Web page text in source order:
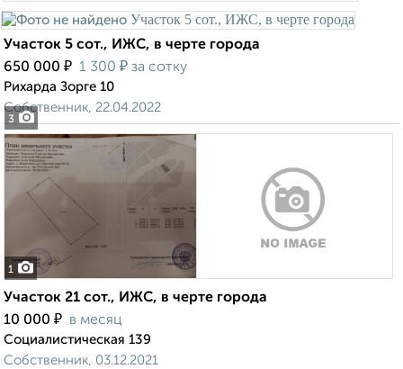
3
Участок 5 сот., ИЖС, в черте города
650 000 ₽ 1 300 ₽ за сотку
Рихарда Зорге 10
Собственник, 22.04.2022
1
Участок 21 сот., ИЖС, в черте города
10 000 ₽ в месяц
Социалистическая 139
Собственник, 03.12.2021